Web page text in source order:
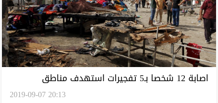
اصابة 12 شخصا بـ5 تفجيرات استهدف مناطق
2019-09-07 20:13